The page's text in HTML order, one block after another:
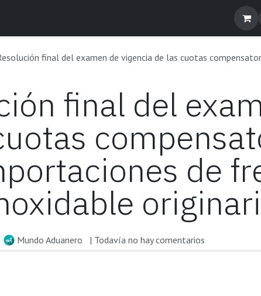
final del examen de vigencia de las cuotas compensatorias aplicadas a
final del
de
Mundo Aduanero | Todavía no hay comentarios